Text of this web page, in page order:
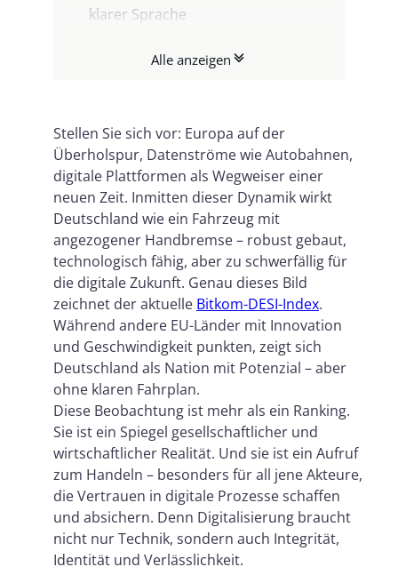
klarer Sprache
braucht einen klaren Fahrplan
Digitalisierung braucht Identität
und Integrität
Fazit: Digitalisierung gelingt nur mit
Vertrauen – und klarer Zielsetzung
Alle anzeigen
Stellen Sie sich vor: Europa auf der
Überholspur, Datenströme wie Autobahnen,
digitale Plattformen als Wegweiser einer
neuen Zeit. Inmitten dieser Dynamik wirkt
Deutschland wie ein Fahrzeug mit
angezogener Handbremse – robust gebaut,
technologisch fähig, aber zu schwerfällig für
die digitale Zukunft. Genau dieses Bild
zeichnet der aktuelle Bitkom-DESI-Index.
Während andere EU-Länder mit Innovation
und Geschwindigkeit punkten, zeigt sich
Deutschland als Nation mit Potenzial – aber
ohne klaren Fahrplan.
Diese Beobachtung ist mehr als ein Ranking.
Sie ist ein Spiegel gesellschaftlicher und
wirtschaftlicher Realität. Und sie ist ein Aufruf
zum Handeln – besonders für all jene Akteure,
die Vertrauen in digitale Prozesse schaffen
und absichern. Denn Digitalisierung braucht
nicht nur Technik, sondern auch Integrität,
Identität und Verlässlichkeit.